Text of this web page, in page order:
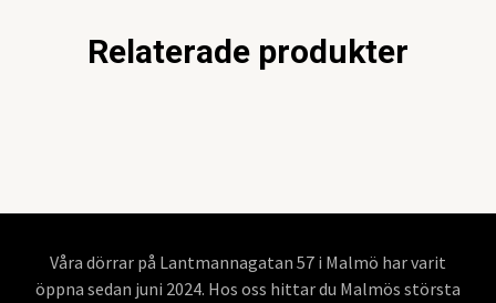
Relaterade produkter
Våra dörrar på Lantmannagatan 57 i Malmö har varit
öppna sedan juni 2024. Hos oss hittar du Malmös största